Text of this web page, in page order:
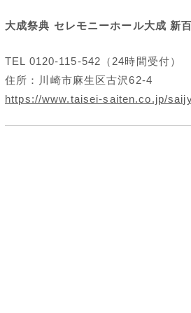
大成祭典 セレモニーホール大成 新
TEL 0120-115-542（24時間受付）
住所：川崎市麻生区古沢62-4
https://www.taisei-saiten.co.jp/